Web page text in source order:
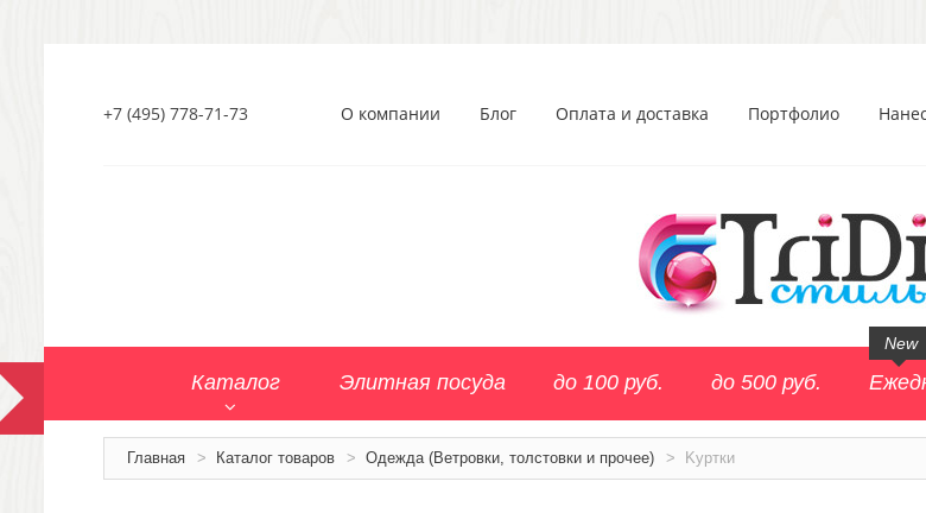
+7 (495) 778-71-73 О компании Блог Оплата и доставка Портфолио
Каталог Элитная посуда до 100 руб. до 500 руб.
New
Главная > Каталог товаров > Одежда (Ветровки, толстовки и прочее) > Kуртки